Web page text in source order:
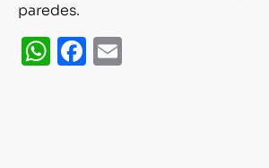
paredes.
WhatsApp
Facebook